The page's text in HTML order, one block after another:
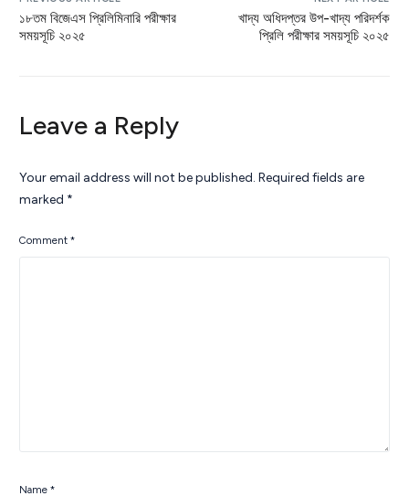
১৮তম বিজেএস প্রিলিমিনারি পরীক্ষার
সময়সূচি ২০২৫
খাদ্য অধিদপ্তর উপ-খাদ্য পরিদর্শক
প্রিলি পরীক্ষার সময়সূচি ২০২৫
Leave a Reply
Your email address will not be published. Required fields are
marked *
Comment*
Name*